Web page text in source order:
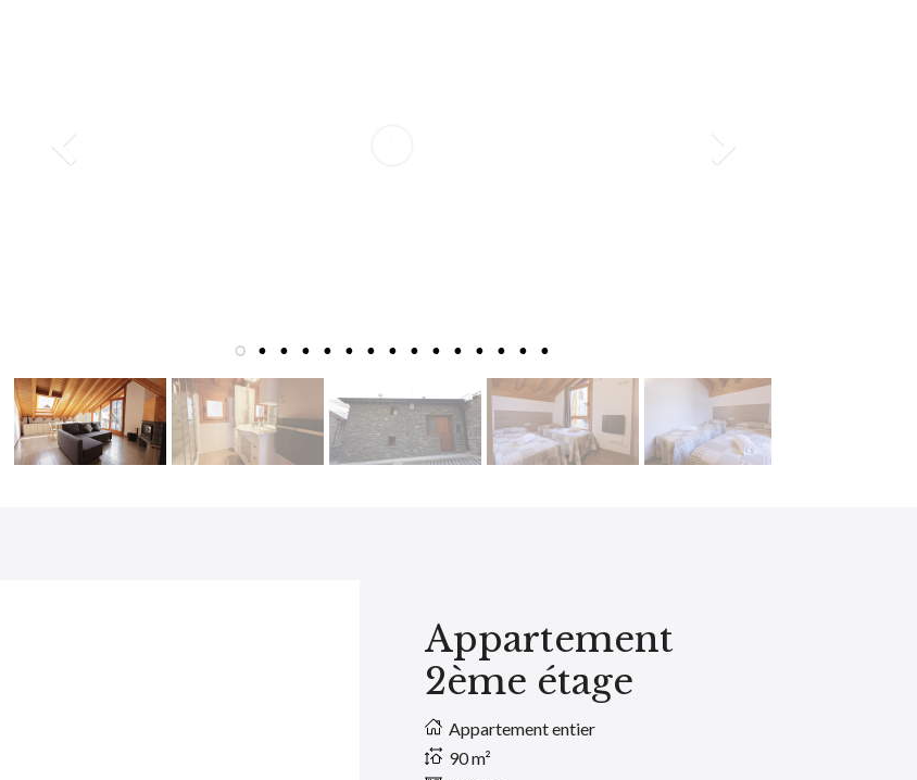
Appartement
2ème étage
Appartement entier
90 m²